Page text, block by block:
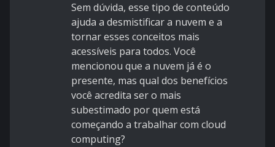
Sem dúvida, esse tipo de conteúdo
ajuda a desmistificar a nuvem e a
tornar esses conceitos mais
acessíveis para todos. Você
mencionou que a nuvem já é o
presente, mas qual dos benefícios
você acredita ser o mais
subestimado por quem está
começando a trabalhar com cloud
computing?